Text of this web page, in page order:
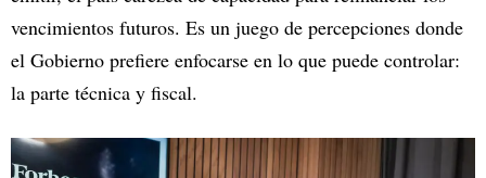
vencimientos futuros. Es un juego de percepciones donde
el Gobierno prefiere enfocarse en lo que puede controlar:
la parte técnica y fiscal.